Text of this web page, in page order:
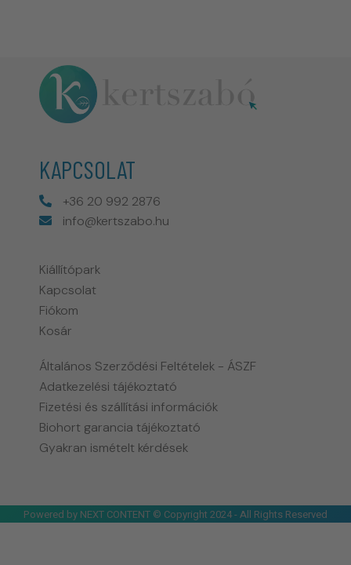
KAPCSOLAT
+36 20 992 2876
info@kertszabo.hu
Kiállítópark
Kapcsolat
Fiókom
Kosár
Általános Szerződési Feltételek - ÁSZF
Adatkezelési tájékoztató
Fizetési és szállítási információk
Biohort garancia tájékoztató
Gyakran ismételt kérdések
Powered by NEXT CONTENT © Copyright 2024 - All Rights Reserved